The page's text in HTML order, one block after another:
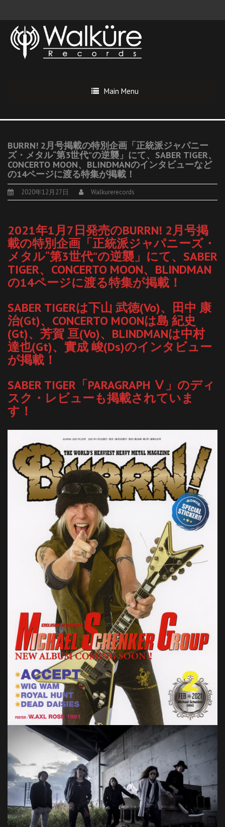
Main Menu
BURRN! 2月号掲載の特別企画「正統派ジャパニー
ズ・メタル“第3世代”の逆襲」にて、SABER TIGER、
CONCERTO MOON、BLINDMANのインタビューなど
の14ページに渡る特集が掲載！
2020年12月27日 Walkurerecords
2021年1月7日発売のBURRN! 2月号掲
載の特別企画「正統派ジャパニーズ・
メタル“第3世代”の逆襲」にて、SABER
TIGER、CONCERTO MOON、BLINDMAN
の14ページに渡る特集が掲載！
SABER TIGERは下山 武徳(Vo)、田中 康
治(Gt)、CONCERTO MOONは島 紀史
(Gt)、芳賀 亘(Vo)、BLINDMANは中村
達也(Gt)、實成 峻(Ds)のインタビュー
が掲載！
SABER TIGER「PARAGRAPH Ⅴ」のディ
スク・レビューも掲載されていま
す！